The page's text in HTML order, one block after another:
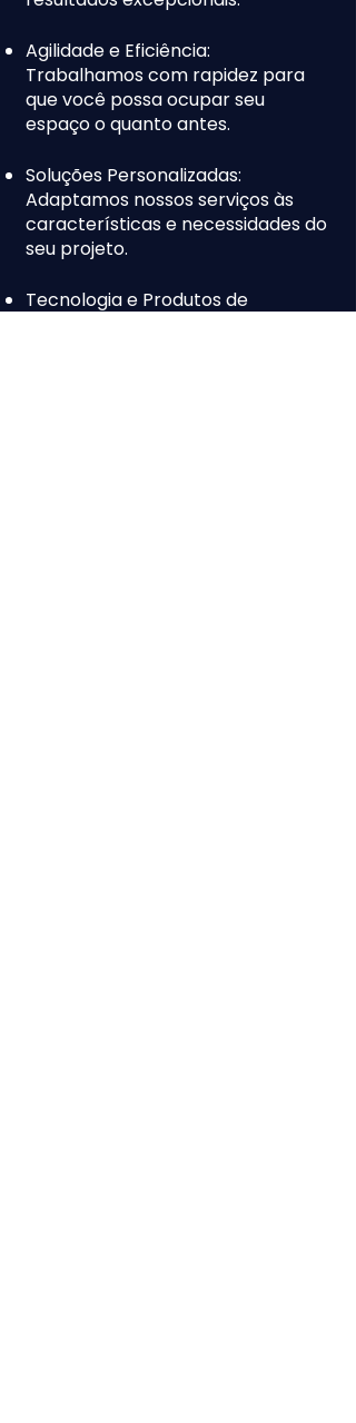
Agilidade e Eficiência:
Trabalhamos com rapidez para
que você possa ocupar seu
espaço o quanto antes.
Soluções Personalizadas:
Adaptamos nossos serviços às
características e necessidades do
seu projeto.
Tecnologia e Produtos de